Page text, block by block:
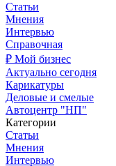
Статьи
Мнения
Интервью
Справочная
₽ Мой бизнес
Актуально сегодня
Карикатуры
Деловые и смелые
Автоцентр "НП"
Категории
Статьи
Мнения
Интервью